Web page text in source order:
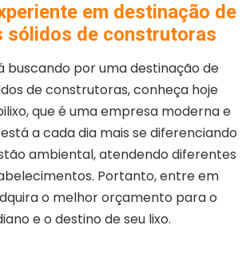
em destinação de
sólidos de construtoras
buscando por uma destinação de
de construtoras, conheça hoje
que é uma empresa moderna e
a cada dia mais se diferenciando
ambiental, atendendo diferentes
Portanto, entre em
o melhor orçamento para o
e o destino de seu lixo.